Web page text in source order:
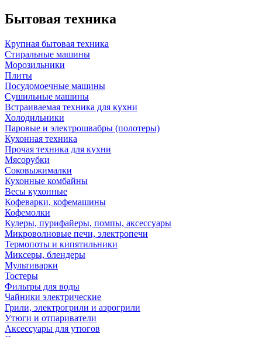
Бытовая техника
Крупная бытовая техника
Стиральные машины
Морозильники
Плиты
Посудомоечные машины
Сушильные машины
Встраиваемая техника для кухни
Холодильники
Паровые и электрошвабры (полотеры)
Кухонная техника
Прочая техника для кухни
Мясорубки
Соковыжималки
Кухонные комбайны
Весы кухонные
Кофеварки, кофемашины
Кофемолки
Кулеры, пурифайеры, помпы, аксессуары
Микроволновые печи, электропечи
Термопоты и кипятильники
Миксеры, блендеры
Мультиварки
Тостеры
Фильтры для воды
Чайники электрические
Грили, электрогрили и аэрогрили
Утюги и отпариватели
Аксессуары для утюгов